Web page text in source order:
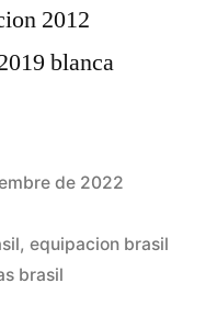
de 2022
, equipacion brasil
brasil